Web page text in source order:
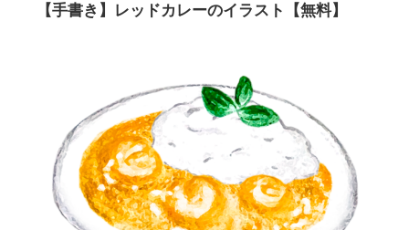
【手書き】レッドカレーのイラスト【無料】